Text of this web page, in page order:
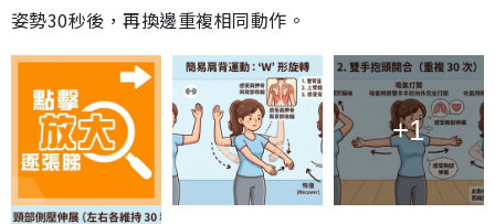
姿勢30秒後，再換邊重複相同動作。
+1